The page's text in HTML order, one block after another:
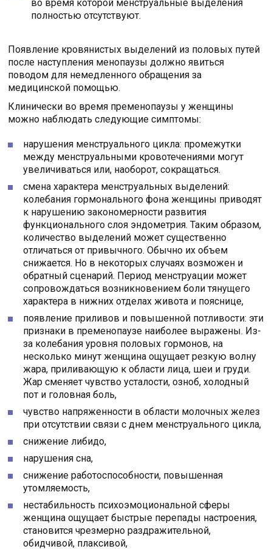
во время которой менструальные выделения
полностью отсутствуют.
Появление кровянистых выделений из половых путей
после наступления менопаузы должно явиться
поводом для немедленного обращения за
медицинской помощью.
Клинически во время пременопаузы у женщины
можно наблюдать следующие симптомы:
нарушения менструального цикла: промежутки
между менструальными кровотечениями могут
увеличиваться или, наоборот, сокращаться.
смена характера менструальных выделений:
колебания гормонального фона женщины приводят
к нарушению закономерности развития
функционального слоя эндометрия. Таким образом,
количество выделений может существенно
отличаться от привычного. Обычно их объем
снижается. Но в некоторых случаях возможен и
обратный сценарий. Период менструации может
сопровождаться возникновением боли тянущего
характера в нижних отделах живота и пояснице,
появление приливов и повышенной потливости: эти
признаки в пременопаузе наиболее выражены. Из-
за колебания уровня половых гормонов, на
несколько минут женщина ощущает резкую волну
жара, приливающую к области лица, шеи и груди.
Жар сменяет чувство усталости, озноб, холодный
пот и головная боль,
чувство напряженности в области молочных желез
при отсутствии связи с днем менструального цикла,
снижение либидо,
нарушения сна,
снижение работоспособности, повышенная
утомляемость,
нестабильность психоэмоциональной сферы
женщина ощущает быстрые перепады настроения,
становится чрезмерно раздражительной,
обидчивой, плаксивой,